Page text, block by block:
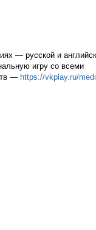
— русской и
игру со всеми
— https://vkplay.ru/